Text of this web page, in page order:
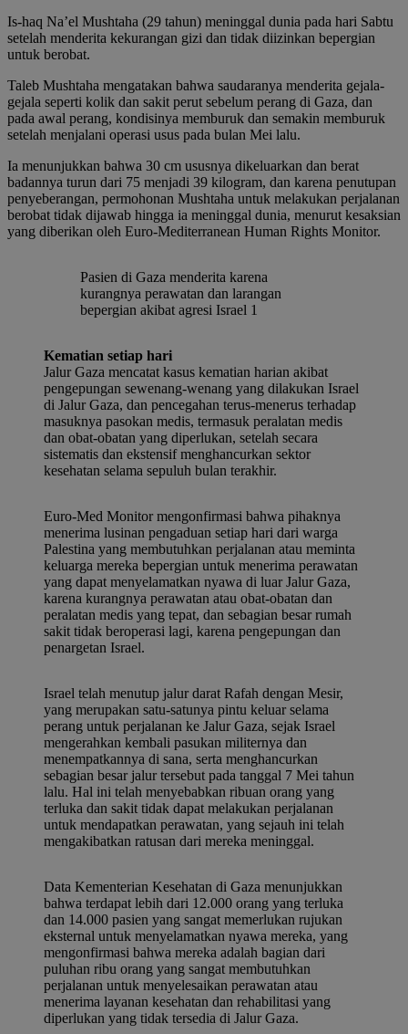
Is-haq Na’el Mushtaha (29 tahun) meninggal dunia pada hari Sabtu
setelah menderita kekurangan gizi dan tidak diizinkan bepergian
untuk berobat.
Taleb Mushtaha mengatakan bahwa saudaranya menderita gejala-
gejala seperti kolik dan sakit perut sebelum perang di Gaza, dan
pada awal perang, kondisinya memburuk dan semakin memburuk
setelah menjalani operasi usus pada bulan Mei lalu.
Ia menunjukkan bahwa 30 cm ususnya dikeluarkan dan berat
badannya turun dari 75 menjadi 39 kilogram, dan karena penutupan
penyeberangan, permohonan Mushtaha untuk melakukan perjalanan
berobat tidak dijawab hingga ia meninggal dunia, menurut kesaksian
yang diberikan oleh Euro-Mediterranean Human Rights Monitor.
Pasien di Gaza menderita karena
kurangnya perawatan dan larangan
bepergian akibat agresi Israel 1
Kematian setiap hari
Jalur Gaza mencatat kasus kematian harian akibat
pengepungan sewenang-wenang yang dilakukan Israel
di Jalur Gaza, dan pencegahan terus-menerus terhadap
masuknya pasokan medis, termasuk peralatan medis
dan obat-obatan yang diperlukan, setelah secara
sistematis dan ekstensif menghancurkan sektor
kesehatan selama sepuluh bulan terakhir.
Euro-Med Monitor mengonfirmasi bahwa pihaknya
menerima lusinan pengaduan setiap hari dari warga
Palestina yang membutuhkan perjalanan atau meminta
keluarga mereka bepergian untuk menerima perawatan
yang dapat menyelamatkan nyawa di luar Jalur Gaza,
karena kurangnya perawatan atau obat-obatan dan
peralatan medis yang tepat, dan sebagian besar rumah
sakit tidak beroperasi lagi, karena pengepungan dan
penargetan Israel.
Israel telah menutup jalur darat Rafah dengan Mesir,
yang merupakan satu-satunya pintu keluar selama
perang untuk perjalanan ke Jalur Gaza, sejak Israel
mengerahkan kembali pasukan militernya dan
menempatkannya di sana, serta menghancurkan
sebagian besar jalur tersebut pada tanggal 7 Mei tahun
lalu. Hal ini telah menyebabkan ribuan orang yang
terluka dan sakit tidak dapat melakukan perjalanan
untuk mendapatkan perawatan, yang sejauh ini telah
mengakibatkan ratusan dari mereka meninggal.
Data Kementerian Kesehatan di Gaza menunjukkan
bahwa terdapat lebih dari 12.000 orang yang terluka
dan 14.000 pasien yang sangat memerlukan rujukan
eksternal untuk menyelamatkan nyawa mereka, yang
mengonfirmasi bahwa mereka adalah bagian dari
puluhan ribu orang yang sangat membutuhkan
perjalanan untuk menyelesaikan perawatan atau
menerima layanan kesehatan dan rehabilitasi yang
diperlukan yang tidak tersedia di Jalur Gaza.